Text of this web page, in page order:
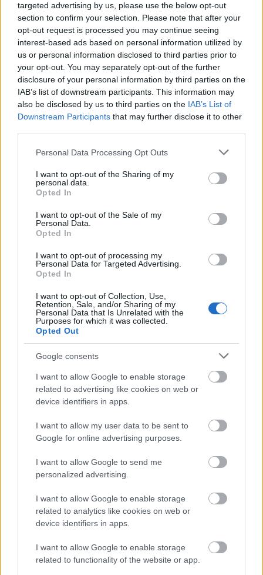
targeted advertising by us, please use the below opt-out
section to confirm your selection. Please note that after your
opt-out request is processed you may continue seeing
interest-based ads based on personal information utilized by
us or personal information disclosed to third parties prior to
your opt-out. You may separately opt-out of the further
disclosure of your personal information by third parties on the
IAB’s list of downstream participants. This information may
also be disclosed by us to third parties on the IAB’s List of
Downstream Participants that may further disclose it to other
Please note that this website/app uses one or more Google
not limited to your visit or usage behaviour. You may click to
grant or deny consent to Google and its third-party tags to
use your data for below specified purposes in below Google
consent section.
Personal Data Processing Opt Outs
I want to opt-out of the Sharing of my
personal data.
Opted In
I want to opt-out of the Sale of my
Personal Data.
Opted In
I want to opt-out of processing my
Personal Data for Targeted Advertising.
Opted In
I want to opt-out of Collection, Use,
Retention, Sale, and/or Sharing of my
Personal Data that Is Unrelated with the
Purposes for which it was collected.
Opted Out
Google consents
I want to allow Google to enable storage
related to advertising like cookies on web or
device identifiers in apps.
I want to allow my user data to be sent to
Google for online advertising purposes.
I want to allow Google to send me
personalized advertising.
I want to allow Google to enable storage
related to analytics like cookies on web or
device identifiers in apps.
I want to allow Google to enable storage
related to functionality of the website or app.
νησιού είναι προσβάσιμες με αμαξίδιο. Εκτός από
το Δήμο όμως, πολλές ήταν οι επιχειρήσεις που
συνέβαλαν στην διαμόρφωση ειδικών δομών.
Beach bar, εστιατόρια και κέντρα με θαλάσσιες
δραστηριότητες “υιοθέτησαν” κατάλληλο
εξοπλισμό, προκειμένου να διαθέτουν ειδικά
αμαξίδια στην παραλία, να τα καθαρίζουν και να τα
φυλάνε σε ειδικούς χώρους. Επίσης, είναι
πρόθυμοι να σας βοηθήσουν αν χρειαστείτε. Πολλά
ξενοδοχεία και ενοικιαζόμενα δωμάτια στο νησί
μετατραπούν σε προσβάσιμα, ενώ και η πόλη είναι
Κύθνος
Στις δυτικές Κυκλάδες, η Κύθνος είναι ένα από τα